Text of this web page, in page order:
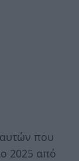
που
2025 από